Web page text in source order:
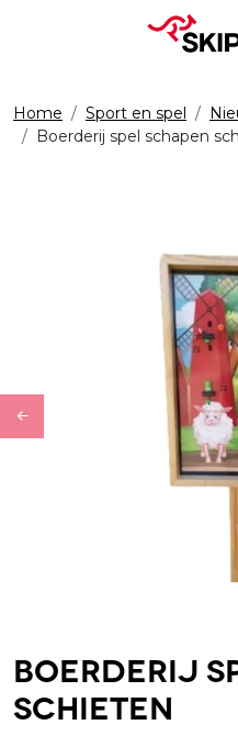
Home Sport en spel
Boerderij spel schapen
Previous
Boerderij
schieten